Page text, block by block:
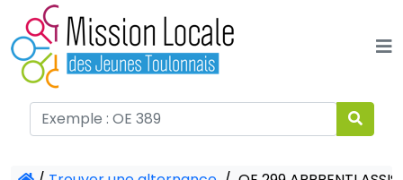
Panneau de gestion des cookies